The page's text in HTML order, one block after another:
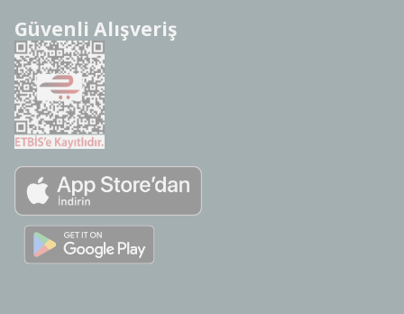
Güvenli Alışveriş